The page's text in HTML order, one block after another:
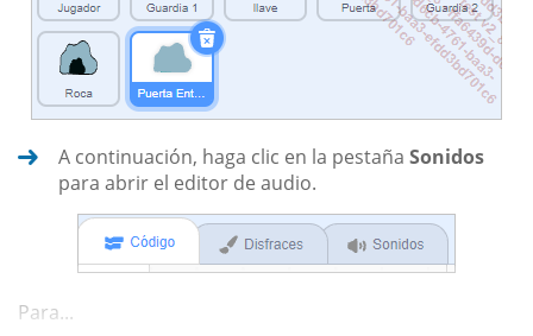
A continuación, haga clic en la pestaña Sonidos
para abrir el editor de audio.
Para...